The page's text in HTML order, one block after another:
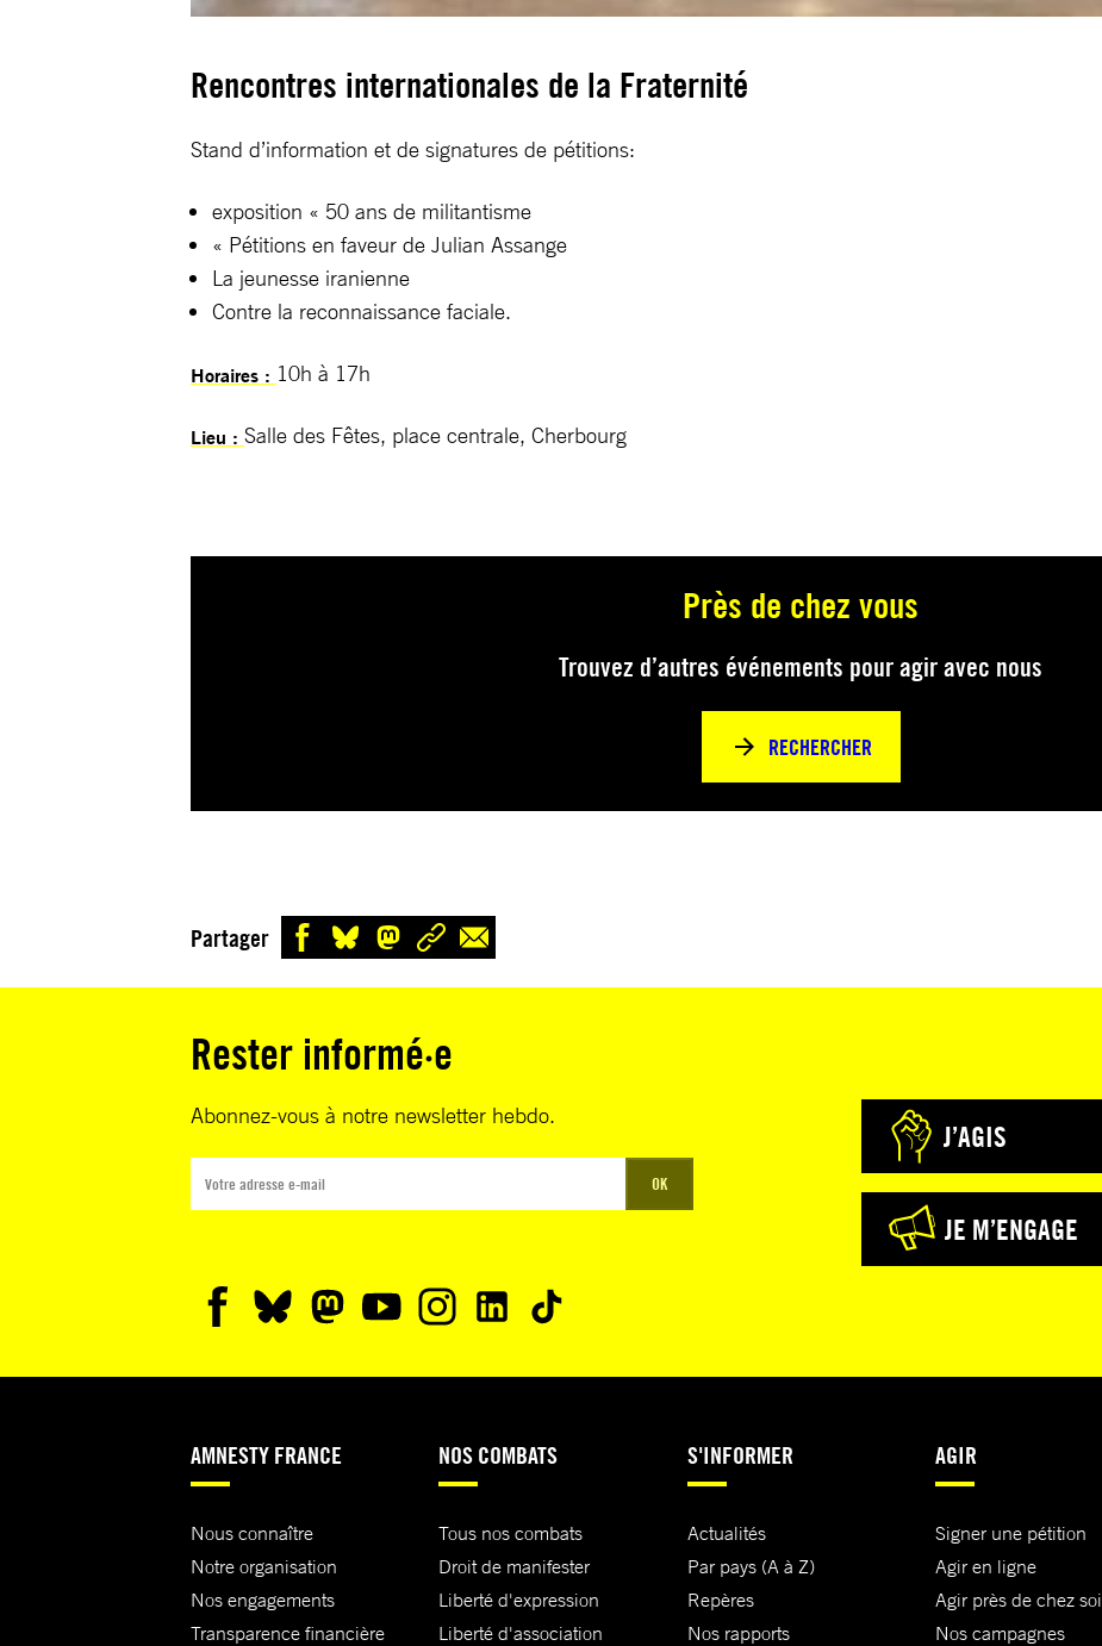
Rencontres internationales de la Fraternité
Stand d’information et de signatures de pétitions:
exposition « 50 ans de militantisme
« Pétitions en faveur de Julian Assange
La jeunesse iranienne
Contre la reconnaissance faciale.
Horaires : 10h à 17h
Lieu : Salle des Fêtes, place centrale, Cherbourg
Près de chez vous
Trouvez d’autres événements pour agir avec nous
RECHERCHER
Partager
Rester informé·e
Abonnez-vous à notre newsletter hebdo.
OK
J’AGIS
JE M’ENGAGE
AMNESTY FRANCE
Nous connaître
Notre organisation
Nos engagements
Transparence financière
NOS COMBATS
Tous nos combats
Droit de manifester
Liberté d'expression
Liberté d'association
S'INFORMER
Actualités
Par pays (A à Z)
Repères
Nos rapports
AGIR
Signer une pétition
Agir en ligne
Agir près de chez soi
Nos campagnes